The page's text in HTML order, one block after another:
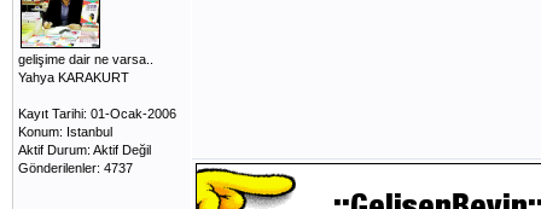
gelişime dair ne varsa..
Yahya KARAKURT
Kayıt Tarihi: 01-Ocak-2006
Konum: Istanbul
Aktif Durum: Aktif Değil
Gönderilenler: 4737